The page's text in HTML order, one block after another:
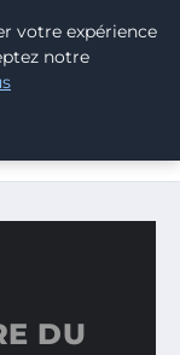
DANS LES
DU
votre expérience
notre